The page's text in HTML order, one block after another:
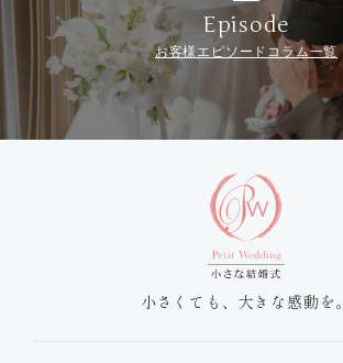
Episode
お客様エピソードコラム一覧
小さくても、大きな感動を。